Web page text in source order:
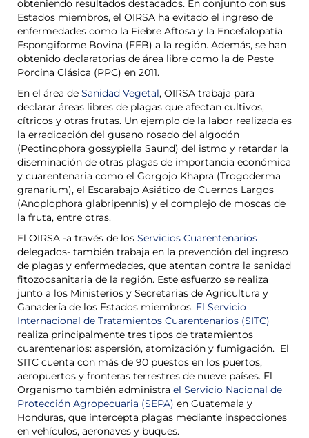
obteniendo resultados destacados. En conjunto con sus
Estados miembros, el OIRSA ha evitado el ingreso de
enfermedades como la Fiebre Aftosa y la Encefalopatía
Espongiforme Bovina (EEB) a la región. Además, se han
obtenido declaratorias de área libre como la de Peste
Porcina Clásica (PPC) en 2011.
En el área de Sanidad Vegetal, OIRSA trabaja para
declarar áreas libres de plagas que afectan cultivos,
cítricos y otras frutas. Un ejemplo de la labor realizada es
la erradicación del gusano rosado del algodón
(Pectinophora gossypiella Saund) del istmo y retardar la
diseminación de otras plagas de importancia económica
y cuarentenaria como el Gorgojo Khapra (Trogoderma
granarium), el Escarabajo Asiático de Cuernos Largos
(Anoplophora glabripennis) y el complejo de moscas de
la fruta, entre otras.
El OIRSA -a través de los Servicios Cuarentenarios
delegados- también trabaja en la prevención del ingreso
de plagas y enfermedades, que atentan contra la sanidad
fitozoosanitaria de la región. Este esfuerzo se realiza
junto a los Ministerios y Secretarias de Agricultura y
Ganadería de los Estados miembros. El Servicio
Internacional de Tratamientos Cuarentenarios (SITC)
realiza principalmente tres tipos de tratamientos
cuarentenarios: aspersión, atomización y fumigación. El
SITC cuenta con más de 90 puestos en los puertos,
aeropuertos y fronteras terrestres de nueve países. El
Organismo también administra el Servicio Nacional de
Protección Agropecuaria (SEPA) en Guatemala y
Honduras, que intercepta plagas mediante inspecciones
en vehículos, aeronaves y buques.